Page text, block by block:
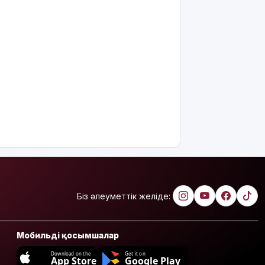
Біз әлеуметтік желіде:
Мобильді қосымшалар
Download on the
App Store
Get it on
Google Play